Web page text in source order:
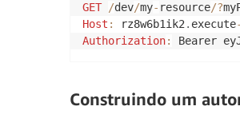
GET
/dev/my- resource/?
Host : rz8w6b1ik2 . execute-
Authorization: Bearer
Construindo um